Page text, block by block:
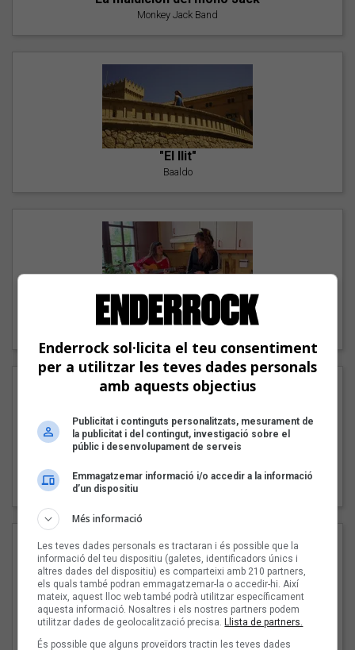
Monkey Jack Band
"El llit"
Baaldo
"Lo bueno y lo malo"
Carmen y María
"Posidònia"
Pep Álvarez amb Joan Muntaner (Xanguito)
Enderrock sol·licita el teu consentiment
per a utilitzar les teves dades personals
amb aquests objectius
Publicitat i continguts personalitzats, mesurament de
la publicitat i del contingut, investigació sobre el
públic i desenvolupament de serveis
Emmagatzemar informació i/o accedir a la informació
d’un dispositiu
Més informació
Les teves dades personals es tractaran i és possible que la
informació del teu dispositiu (galetes, identificadors únics i
altres dades del dispositiu) es comparteixi amb 210 partners,
els quals també podran emmagatzemar-la o accedir-hi. Així
mateix, aquest lloc web també podrà utilitzar específicament
aquesta informació. Nosaltres i els nostres partners podem
utilitzar dades de geolocalització precisa.Llista de partners.
És possible que alguns proveïdors tractin les teves dades